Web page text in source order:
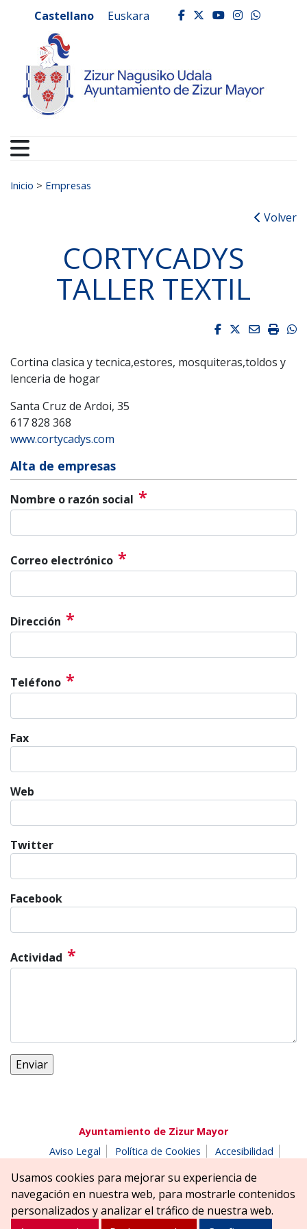
Ayuntamiento de
Castellano Euskara facebook
twitter
youtube
Buscar:
Inicio > Empresas
Volver
CORTYCADYS
TALLER TEXTIL
Facebook
Twitter
Email
Cortina clasica y tecnica,estores, mosquiteras,toldos y
lenceria de hogar
Santa Cruz de Ardoi, 35
617 828 368
www.cortycadys.com
Alta de empresas
Nombre o razón social *
Correo electrónico *
Dirección *
Teléfono *
Fax
Web
Twitter
Facebook
Actividad *
Ayuntamiento de Zizur Mayor
Aviso Legal
Política de Cookies
Accesibilidad
Parque Erreniega parkea, s/n | 31180 Zizur Mayor-Zizur
Nagusia (NAVARRA-NAFARROA)
Tel. 948 181900
ayuntamiento@zizurmayor.es
Usamos cookies para mejorar su experiencia de
navegación en nuestra web, para mostrarle contenidos
personalizados y analizar el tráfico de nuestra web.